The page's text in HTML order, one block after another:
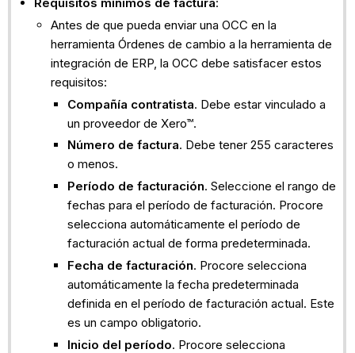
Antes de que pueda enviar una OCC en la
herramienta Órdenes de cambio a la herramienta de
integración de ERP, la OCC debe satisfacer estos
requisitos:
Compañía contratista. Debe estar vinculado a
un proveedor de Xero™.
Número de factura. Debe tener 255 caracteres
o menos.
Período de facturación. Seleccione el rango de
fechas para el período de facturación. Procore
selecciona automáticamente el período de
facturación actual de forma predeterminada.
Fecha de facturación. Procore selecciona
automáticamente la fecha predeterminada
definida en el período de facturación actual. Este
es un campo obligatorio.
Inicio del período. Procore selecciona